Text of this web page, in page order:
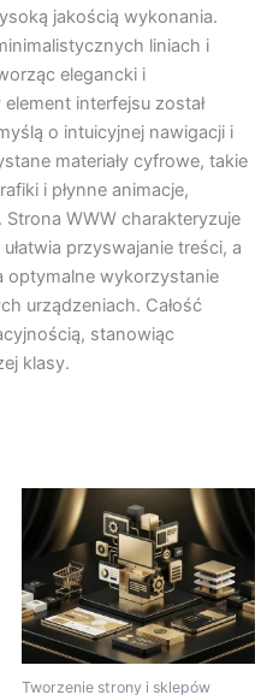
jakością wykonania.
liniach i
elegancki i
interfejsu został
o intuicyjnej nawigacji i
materiały cyfrowe, takie
i płynne animacje,
Strona WWW charakteryzuje
przyswajanie treści, a
optymalne wykorzystanie
urządzeniach. Całość
stanowiąc
klasy.
Tworzenie strony i sklepów